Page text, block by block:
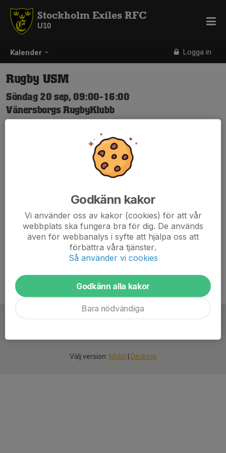
Kalender Logga in
Stockholm Exiles RFC
U10
Rugby USM
Söndag 20 sep, 09:00-16:00
Vänersborgs RugbyKlubb
www.svenskalag.se/vrk/nyheter/2292216/ungdoms-
Anmälan är öppen för lagets medlemmar & målsmän.Logga in
Välj version: Mobil Desktop
Godkänn kakor
Vi använder oss av kakor (cookies) för att vår
webbplats ska fungera bra för dig. De används
även för webbanalys i syfte att hjälpa oss att
förbättra våra tjänster.
Så använder vi cookies
Godkänn alla kakor
Bara nödvändiga